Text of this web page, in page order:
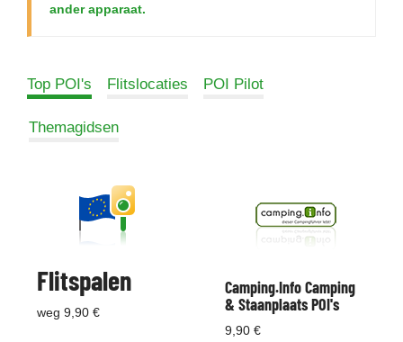
ander apparaat.
Top POI's Flitslocaties POI Pilot
Themagidsen
Flitspalen
weg 9,90 €
Camping.Info Camping
& Staanplaats POI's
9,90 €